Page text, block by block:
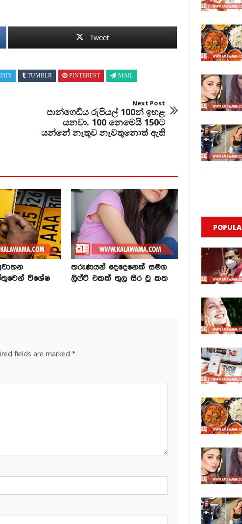
Tweet
TUMBLR PINTEREST MAIL
Next Post
පාන්ගෙඩිය රුපියල් 100න් ඉහළ
යනවා. 100 නෙමෙයි 150ට
යන්නේ නැතුව නැවතුනොත් ඇති
විශේෂ
තරුණයන් දෙදෙනෙක් සමග
ලිෆ්ට් එකක් තුල සිර වූ කත
fields are marked*